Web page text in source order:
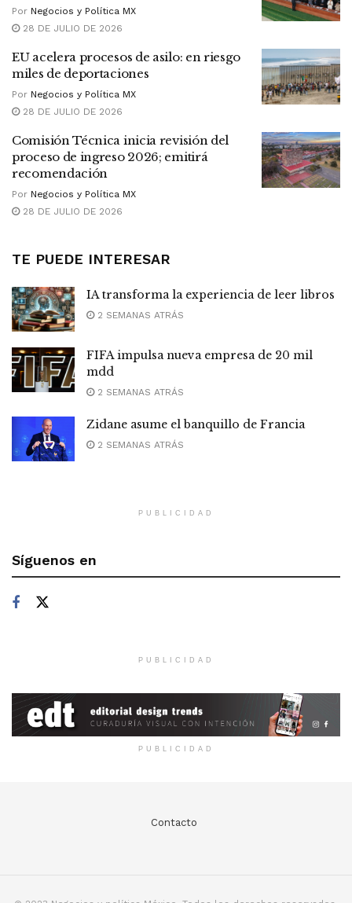
Por Negocios y Política MX
28 DE JULIO DE 2026
EU acelera procesos de asilo: en riesgo
miles de deportaciones
Por Negocios y Política MX
28 DE JULIO DE 2026
Comisión Técnica inicia revisión del
proceso de ingreso 2026; emitirá
recomendación
Por Negocios y Política MX
28 DE JULIO DE 2026
TE PUEDE INTERESAR
IA transforma la experiencia de leer libros
2 SEMANAS ATRÁS
FIFA impulsa nueva empresa de 20 mil
mdd
2 SEMANAS ATRÁS
Zidane asume el banquillo de Francia
2 SEMANAS ATRÁS
PUBLICIDAD
Síguenos en
PUBLICIDAD
PUBLICIDAD
Contacto